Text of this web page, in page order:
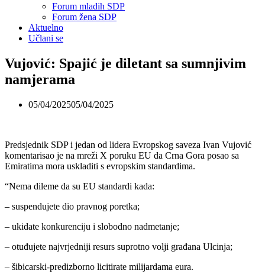
Forum mladih SDP
Forum žena SDP
Aktuelno
Učlani se
Vujović: Spajić je diletant sa sumnjivim
namjerama
05/04/202505/04/2025
Predsjednik SDP i jedan od lidera Evropskog saveza Ivan Vujović
komentarisao je na mreži X poruku EU da Crna Gora posao sa
Emiratima mora uskladiti s evropskim standardima.
“Nema dileme da su EU standardi kada:
– suspendujete dio pravnog poretka;
– ukidate konkurenciju i slobodno nadmetanje;
– otuđujete najvrjedniji resurs suprotno volji građana Ulcinja;
– šibicarski-predizborno licitirate milijardama eura.